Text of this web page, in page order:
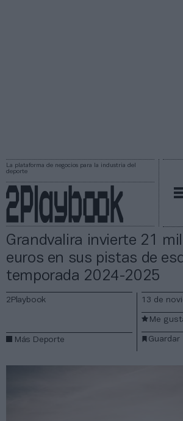
La plataforma de negocios para la industria del
deporte
Grandvalira invierte 21
euros en sus pistas de
temporada 2024-2025
2Playbook
Más Deporte
13 de
Guardar
Me